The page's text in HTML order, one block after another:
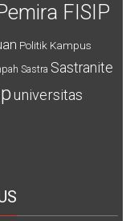
FISIP
Politik Kampus
Sastra Sastranite
universitas